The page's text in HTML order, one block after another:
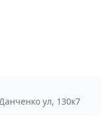
ул, 130к7